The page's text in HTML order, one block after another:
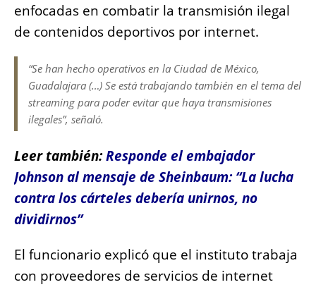
enfocadas en combatir la transmisión ilegal
de contenidos deportivos por internet.
“Se han hecho operativos en la Ciudad de México,
Guadalajara (…) Se está trabajando también en el tema del
streaming para poder evitar que haya transmisiones
ilegales”, señaló.
Leer también:Responde el embajador
Johnson al mensaje de Sheinbaum: “La lucha
contra los cárteles debería unirnos, no
dividirnos”
El funcionario explicó que el instituto trabaja
con proveedores de servicios de internet